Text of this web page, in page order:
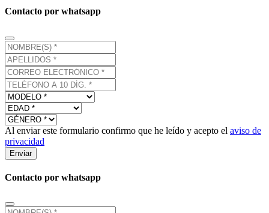
Contacto por whatsapp
Al enviar este formulario confirmo que he leído y acepto el aviso de
privacidad
Enviar
Contacto por whatsapp